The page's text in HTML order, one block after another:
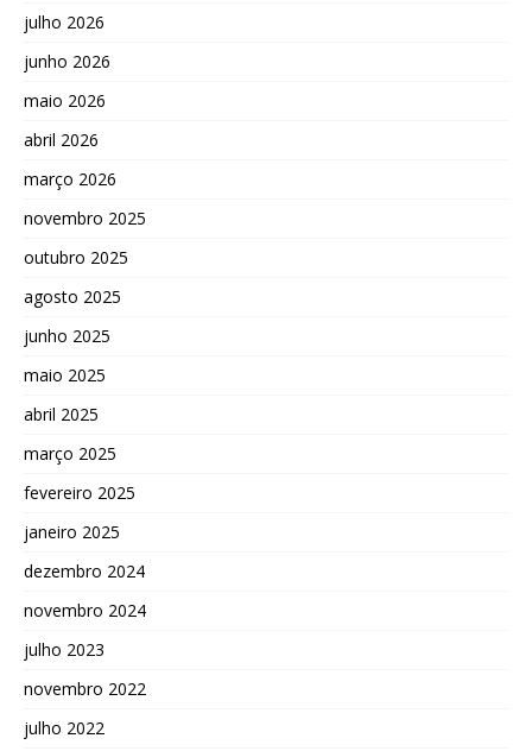
julho 2026
junho 2026
maio 2026
abril 2026
março 2026
novembro 2025
outubro 2025
agosto 2025
junho 2025
maio 2025
abril 2025
março 2025
fevereiro 2025
janeiro 2025
dezembro 2024
novembro 2024
julho 2023
novembro 2022
julho 2022